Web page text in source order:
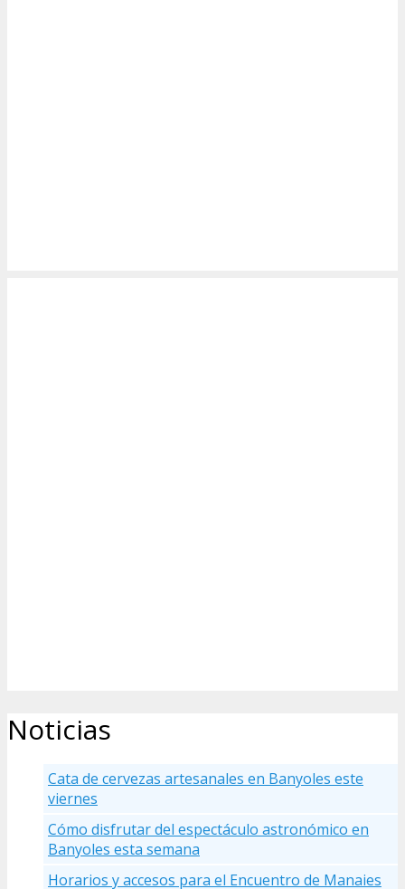
Noticias
Cata de cervezas artesanales en Banyoles este
viernes
Cómo disfrutar del espectáculo astronómico en
Banyoles esta semana
Horarios y accesos para el Encuentro de Manaies